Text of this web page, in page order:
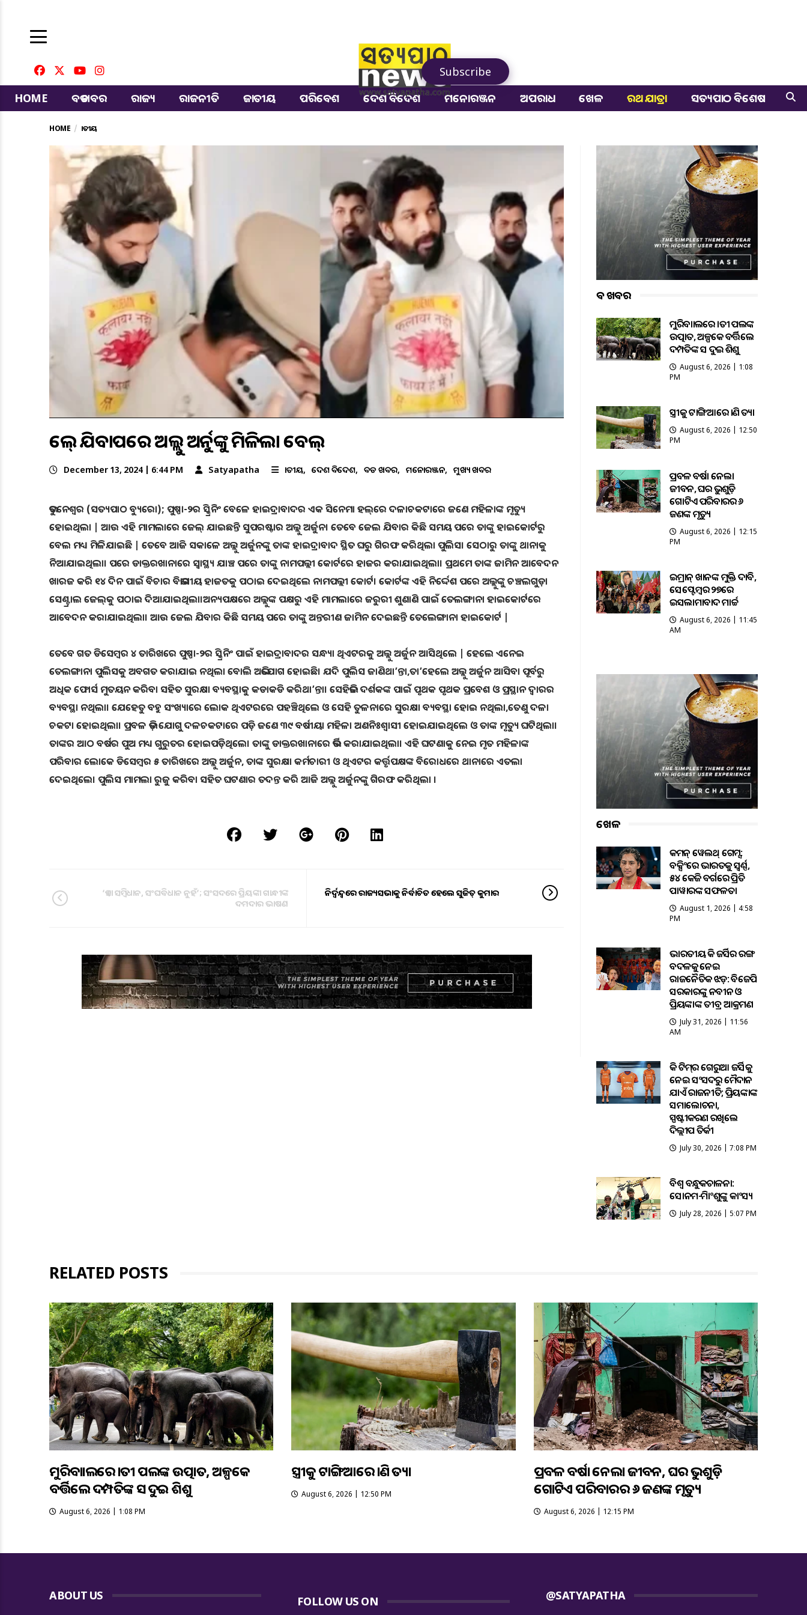
Subscribe
HOME
ବଡ ଖବର ରାଜ୍ୟ ରାଜନୀତି ଜାତୀୟ ପରିବେଶ ଦେଶ ବିଦେଶ ମନୋରଞ୍ଜନ ଅପରାଧ ଖେଳ ରଥ ଯାତ୍ରା ସତ୍ୟପାଠ ବିଶେଷ
HOME ଜାତୀୟ
ଜେଲ୍ ଯିବାପରେ ଅଲ୍ଲୁ ଅର୍ଜୁନଙ୍କୁ ମିଳିଲା ବେଲ୍
December 13, 2024 | 6:44 PM Satyapatha ଜାତୀୟ ଦେଶ ବିଦେଶ ବଡ ଖବର ମନୋରଞ୍ଜନ ମୁଖ୍ୟ ଖବର
ଭୁବନେଶ୍ୱର (ସତ୍ୟପାଠ ବ୍ୟୁରୋ); ପୁଷ୍ପା-୨ର ସ୍କ୍ରିନିଂ ବେଳେ ହାଇଦ୍ରାବାଦର ଏକ ସିନେମା ହଲ୍‌ରେ ଦଳାଚକଟାରେ ଜଣେ ମହିଳାଙ୍କ ମୃତ୍ୟୁ
ହୋଇଥିଲା | ଆଉ ଏହି ମାମଲାରେ ଜେଲ୍ ଯାଇଛନ୍ତି ସୁପରଷ୍ଟାର ଅଲ୍ଲୁ ଅର୍ଜୁନ। ତେବେ ଜେଲ ଯିବାର କିଛି ସମୟ ପରେ ତାଙ୍କୁ ହାଇକୋର୍ଟରୁ
ବେଲ ମଧ୍ୟ ମିଳିଯାଇଛି | ତେବେ ଆଜି ସକାଳେ ଅଲ୍ଲୁ ଅର୍ଜୁନଙ୍କୁ ତାଙ୍କ ହାଇଦ୍ରାବାଦ ସ୍ଥିତ ଘରୁ ଗିରଫ କରିଥିଲା ପୁଲିସ। ସେଠାରୁ ତାଙ୍କୁ ଥାନାକୁ
ନିଆଯାଇଥିଲା। ପରେ ଡାକ୍ତରଖାନାରେ ସ୍ୱାସ୍ଥ୍ୟ ଯାଞ୍ଚ ପରେ ତାଙ୍କୁ ନାମପଲ୍ଲୀ କୋର୍ଟରେ ହାଜର କରାଯାଇଥିଲା। ପ୍ରଥମେ ତାଙ୍କ ଜାମିନ ଆବେଦନ
ଖାରଜ କରି ୧୪ ଦିନ ପାଇଁ ବିଚାର ବିଭାଗୀୟ ହାଜତକୁ ପଠାଇ ଦେଇଥିଲେ ନାମପଲ୍ଲୀ କୋର୍ଟ। କୋର୍ଟଙ୍କ ଏହି ନିର୍ଦ୍ଦେଶ ପରେ ଅଲ୍ଲୁଙ୍କୁ ଚଞ୍ଚଲଗୁଡ଼ା
ସେଣ୍ଟ୍ରାଲ ଜେଲ୍‌କୁ ପଠାଇ ଦିଆଯାଇଥିଲା।ଅନ୍ୟପକ୍ଷରେ ଅଲ୍ଲୁଙ୍କ ପକ୍ଷରୁ ଏହି ମାମଲାରେ ଜରୁରୀ ଶୁଣାଣି ପାଇଁ ତେଲଙ୍ଗାନା ହାଇକୋର୍ଟରେ
ଆବେଦନ କରାଯାଇଥିଲା। ଆଉ ଜେଲ ଯିବାର କିଛି ସମୟ ପରେ ତାଙ୍କୁ ଅନ୍ତରୀଣ ଜାମିନ ଦେଇଛନ୍ତି ତେଲେଙ୍ଗାନା ହାଇକୋର୍ଟ |
ତେବେ ଗତ ଡିସେମ୍ବର ୪ ତାରିଖରେ ପୁଷ୍ପା-୨ର ସ୍କ୍ରିନିଂ ପାଇଁ ହାଇଦ୍ରାବାଦର ସନ୍ଧ୍ୟା ଥିଏଟରକୁ ଅଲ୍ଲୁ ଅର୍ଜୁନ ଆସିଥିଲେ | ହେଲେ ଏନେଇ
ତେଲଙ୍ଗାନା ପୁଲିସକୁ ଅବଗତ କରାଯାଇ ନଥିଲା ବୋଲି ଅଭିଯୋଗ ହୋଇଛି। ଯଦି ପୁଲିସ ଜାଣିଥା’ନ୍ତା,ତା’ହେଲେ ଅଲ୍ଲୁ ଅର୍ଜୁନ ଆସିବା ପୂର୍ବରୁ
ଅଧିକ ଫୋର୍ସ ମୁତୟନ କରିବା ସହିତ ସୁରକ୍ଷା ବ୍ୟବସ୍ଥାକୁ କଡାକଡି କରିଥା’ନ୍ତା। ସେହିଭଳି ଦର୍ଶକଙ୍କ ପାଇଁ ପୃଥକ ପୃଥକ ପ୍ରବେଶ ଓ ପ୍ରସ୍ଥାନ ଦ୍ୱାରର
ବ୍ୟବସ୍ଥା ନଥିଲା। ଯେହେତୁ ବହୁ ସଂଖ୍ୟାରେ ଲୋକ ଥିଏଟରରେ ପହଞ୍ଚିଥିଲେ ଓ ସେହି ତୁଳନାରେ ସୁରକ୍ଷା ବ୍ୟବସ୍ଥା ହୋଇ ନଥିଲା,ତେଣୁ ଦଳା
ଚକଟା ହୋଇଥିଲା। ପ୍ରବଳ ଭିଡ଼ ଯୋଗୁ ଦଳଚକଟାରେ ପଡ଼ି ଜଣେ ୩୯ ବର୍ଷୀୟା ମହିଳା ଅଣନିଃଶ୍ୱାସୀ ହୋଇଯାଇଥିଲେ ଓ ତାଙ୍କ ମୃତ୍ୟୁ ଘଟିଥିଲା।
ତାଙ୍କର ଆଠ ବର୍ଷର ପୁଅ ମଧ୍ୟ ଗୁରୁତର ହୋଇପଡ଼ିଥିଲେ। ତାଙ୍କୁ ଡାକ୍ତରଖାନାରେ ଭର୍ତ୍ତି କରାଯାଇଥିଲା। ଏହି ଘଟଣାକୁ ନେଇ ମୃତ ମହିଳାଙ୍କ
ପରିବାର ଲୋକେ ଡିସେମ୍ବର ୫ ତାରିଖରେ ଅଲ୍ଲୁ ଅର୍ଜୁନ, ତାଙ୍କ ସୁରକ୍ଷା କର୍ମଚାରୀ ଓ ଥିଏଟର କର୍ତ୍ତୃପକ୍ଷଙ୍କ ବିରୋଧରେ ଥାନାରେ ଏତଲା
ଦେଇଥିଲେ। ପୁଲିସ ମାମଲା ରୁଜୁ କରିବା ସହିତ ଘଟଣାର ତଦନ୍ତ କରି ଆଜି ଅଲ୍ଲୁ ଅର୍ଜୁନଙ୍କୁ ଗିରଫ କରିଥିଲା ।
‘ଏହା ସମ୍ବିଧାନ, ସଂଘବିଧାନ ନୁହଁ’; ସଂସଦରେ ପ୍ରିୟଙ୍କା ଗାନ୍ଧୀଙ୍କ
ଦମଦାର ଭାଷଣ
ନିର୍ଦ୍ୱନ୍ଦ୍ୱରେ ରାଜ୍ୟସଭାକୁ ନିର୍ବାଚିତ ହେଲେ ସୁଜିତ୍ କୁମାର
ବଡ ଖବର
ମୁରିବାହାଲରେ ହାତୀ ପଲଙ୍କ
ଉତ୍ପାତ, ଅଳ୍ପକେ ବର୍ତ୍ତିଲେ
ଦମ୍ପତିଙ୍କ ସହ ଦୁଇ ଶିଶୁ
August 6, 2026 | 1:08
PM
ସ୍ତ୍ରୀକୁ ଟାଙ୍ଗିଆରେ ହାଣି ହତ୍ୟା
August 6, 2026 | 12:50
PM
ପ୍ରବଳ ବର୍ଷା ନେଲା
ଜୀବନ, ଘର ଭୁଶୁଡ଼ି
ଗୋଟିଏ ପରିବାରର ୬
ଜଣଙ୍କ ମୃତ୍ୟୁ
August 6, 2026 | 12:15
PM
ଇମ୍ରାନ୍ ଖାନଙ୍କ ମୁକ୍ତି ଦାବି,
ସେପ୍ଟେମ୍ବର ୨୭ରେ
ଇସଲାମାବାଦ ମାର୍ଚ୍ଚ
August 6, 2026 | 11:45
AM
ଖେଳ
କମନ୍ ୱେଲଥ୍ ଗେମ୍ସ:
ବକ୍ସିଂରେ ଭାରତକୁ ସ୍ବର୍ଣ୍ଣ,
୫୪ କେଜି ବର୍ଗରେ ପ୍ରିତି
ପାୱାରଙ୍କ ସଫଳତା
August 1, 2026 | 4:58
PM
ଭାରତୀୟ ହକି ଜର୍ସିର ରଙ୍ଗ
ବଦଳକୁ ନେଇ
ରାଜନୈତିକ ଝଡ଼: ବିଜେପି
ସରକାରଙ୍କୁ ନବୀନ ଓ
ପ୍ରିୟଙ୍କାଙ୍କ ତୀବ୍ର ଆକ୍ରମଣ
July 31, 2026 | 11:56
AM
ହକି ଟିମ୍‌ର ଗେରୁଆ ଜର୍ସିକୁ
ନେଇ ସଂସଦରୁ ମୈଦାନ
ଯାଏଁ ରାଜନୀତି; ପ୍ରିୟଙ୍କାଙ୍କ
ସମାଲୋଚନା,
ସ୍ପଷ୍ଟୀକରଣ ରଖିଲେ
ଦିଲ୍ଲୀପ ତିର୍କୀ
July 30, 2026 | 7:08 PM
ବିଶ୍ବ ବନ୍ଧୁକଚାଳନା:
ସୋନମ-ହିମାଂଶୁଙ୍କୁ କାଂସ୍ୟ
July 28, 2026 | 5:07 PM
RELATED POSTS
ମୁରିବାହାଲରେ ହାତୀ ପଲଙ୍କ ଉତ୍ପାତ, ଅଳ୍ପକେ
ବର୍ତ୍ତିଲେ ଦମ୍ପତିଙ୍କ ସହ ଦୁଇ ଶିଶୁ
August 6, 2026 | 1:08 PM
ସ୍ତ୍ରୀକୁ ଟାଙ୍ଗିଆରେ ହାଣି ହତ୍ୟା
August 6, 2026 | 12:50 PM
ପ୍ରବଳ ବର୍ଷା ନେଲା ଜୀବନ, ଘର ଭୁଶୁଡ଼ି
ଗୋଟିଏ ପରିବାରର ୬ ଜଣଙ୍କ ମୃତ୍ୟୁ
August 6, 2026 | 12:15 PM
ABOUT US FOLLOW US ON @SATYAPATHA